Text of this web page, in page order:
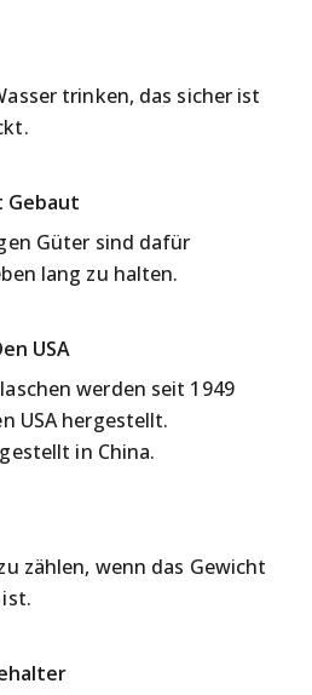
trinken, das sicher ist
Gebaut
Güter sind dafür
lang zu halten.
USA
werden seit 1949
USA hergestellt.
in China.
zählen, wenn das Gewicht